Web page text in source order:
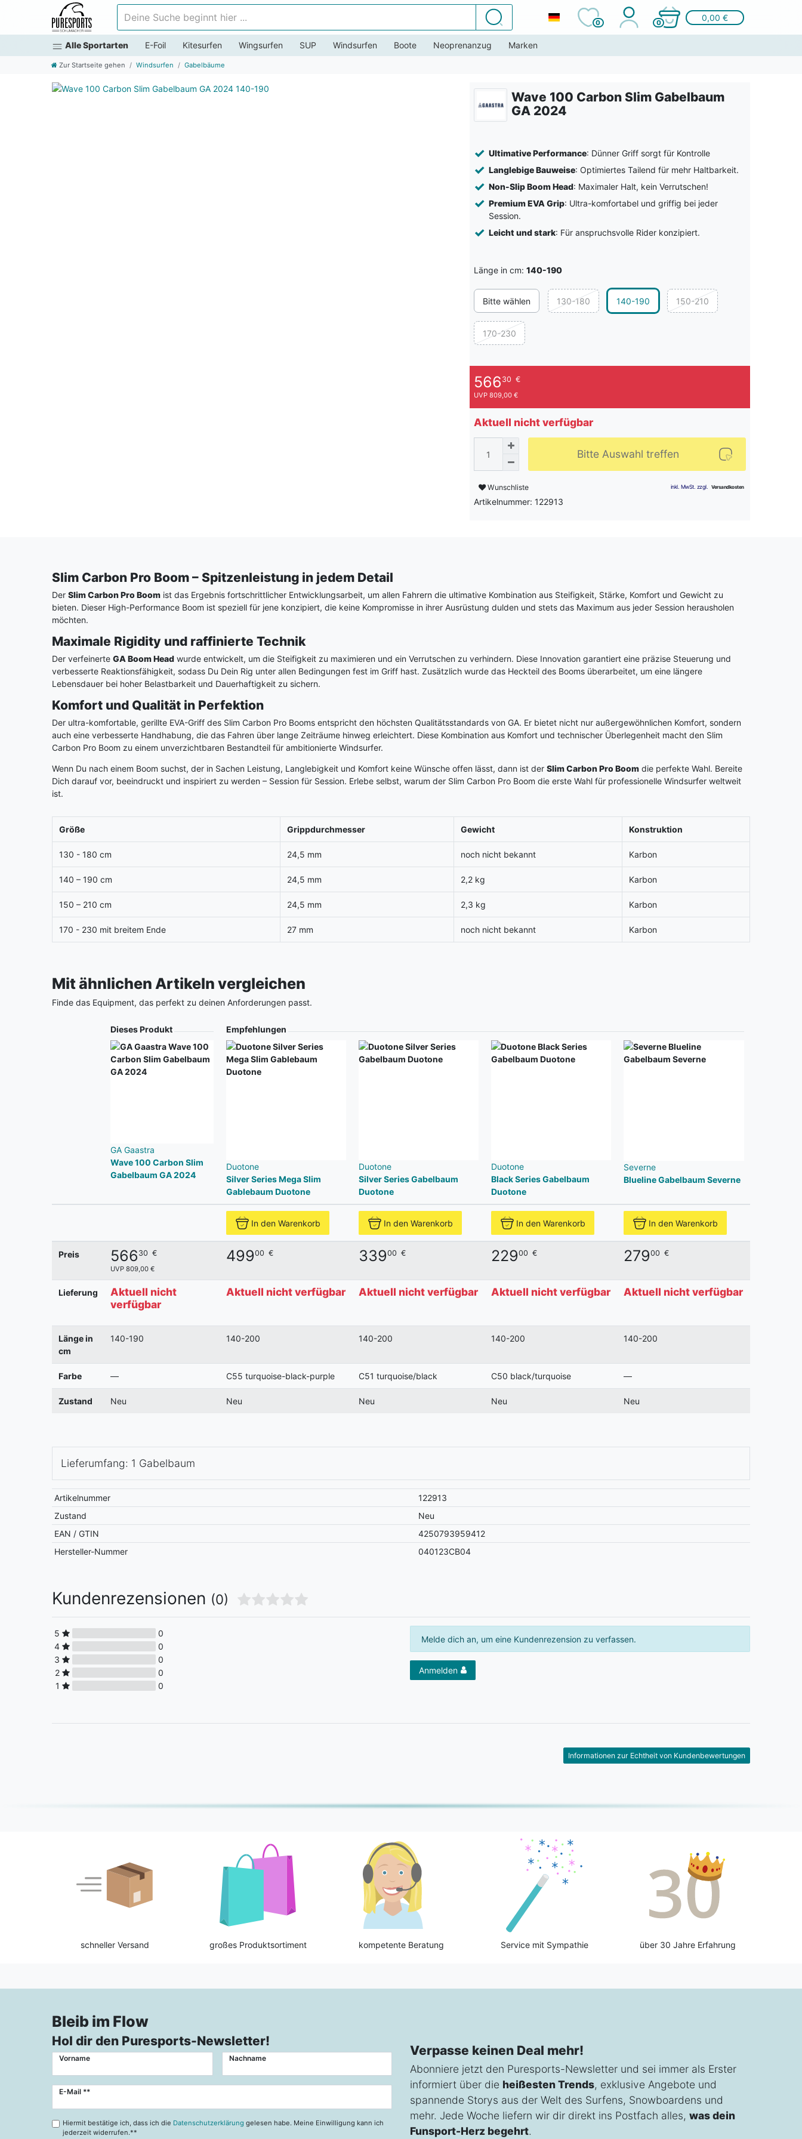
Suchen
0 0
0,00 €
Alle Sportarten E-Foil Kitesurfen Wingsurfen SUP Windsurfen Boote Neoprenanzug Marken
Zur Startseite gehen Windsurfen Gabelbäume
Wave 100 Carbon Slim Gabelbaum
GA 2024
Ultimative Performance: Dünner Griff sorgt für Kontrolle
Langlebige Bauweise: Optimiertes Tailend für mehr Haltbarkeit.
Non-Slip Boom Head: Maximaler Halt, kein Verrutschen!
Premium EVA Grip: Ultra-komfortabel und griffig bei jeder
Session.
Leicht und stark: Für anspruchsvolle Rider konzipiert.
Länge in cm: 140-190
Bitte wählen 130-180 140-190 150-210
170-230
566 30 €
UVP 809,00 €
Aktuell nicht verfügbar
Bitte Auswahl treffen
Wunschliste
Artikelnummer: 122913
Slim Carbon Pro Boom – Spitzenleistung in jedem Detail
Der Slim Carbon Pro Boom ist das Ergebnis fortschrittlicher Entwicklungsarbeit, um allen Fahrern die ultimative Kombination aus Steifigkeit, Stärke, Komfort und Gewicht zu
bieten. Dieser High-Performance Boom ist speziell für jene konzipiert, die keine Kompromisse in ihrer Ausrüstung dulden und stets das Maximum aus jeder Session herausholen
möchten.
Maximale Rigidity und raffinierte Technik
Der verfeinerte GA Boom Head wurde entwickelt, um die Steifigkeit zu maximieren und ein Verrutschen zu verhindern. Diese Innovation garantiert eine präzise Steuerung und
verbesserte Reaktionsfähigkeit, sodass Du Dein Rig unter allen Bedingungen fest im Griff hast. Zusätzlich wurde das Heckteil des Booms überarbeitet, um eine längere
Lebensdauer bei hoher Belastbarkeit und Dauerhaftigkeit zu sichern.
Komfort und Qualität in Perfektion
Der ultra-komfortable, gerillte EVA-Griff des Slim Carbon Pro Booms entspricht den höchsten Qualitätsstandards von GA. Er bietet nicht nur außergewöhnlichen Komfort, sondern
auch eine verbesserte Handhabung, die das Fahren über lange Zeiträume hinweg erleichtert. Diese Kombination aus Komfort und technischer Überlegenheit macht den Slim
Carbon Pro Boom zu einem unverzichtbaren Bestandteil für ambitionierte Windsurfer.
Wenn Du nach einem Boom suchst, der in Sachen Leistung, Langlebigkeit und Komfort keine Wünsche offen lässt, dann ist der Slim Carbon Pro Boom die perfekte Wahl. Bereite
Dich darauf vor, beeindruckt und inspiriert zu werden – Session für Session. Erlebe selbst, warum der Slim Carbon Pro Boom die erste Wahl für professionelle Windsurfer weltweit
ist.
Größe Grippdurchmesser Gewicht Konstruktion
130 - 180 cm 24,5 mm noch nicht bekannt Karbon
140 – 190 cm 24,5 mm 2,2 kg Karbon
150 – 210 cm 24,5 mm 2,3 kg Karbon
170 - 230 mit breitem Ende 27 mm noch nicht bekannt Karbon
Mit ähnlichen Artikeln vergleichen
Finde das Equipment, das perfekt zu deinen Anforderungen passt.
Dieses Produkt
GA Gaastra
Wave 100 Carbon Slim
Gabelbaum GA 2024
Empfehlungen
Duotone
Silver Series Mega Slim
Gablebaum Duotone
Duotone
Silver Series Gabelbaum
Duotone
Duotone
Black Series Gabelbaum
Duotone
Severne
Blueline Gabelbaum Severne
In den Warenkorb In den Warenkorb In den Warenkorb In den Warenkorb
Preis 566 30 €
UVP 809,00 €
49900 € 33900 € 22900 € 27900 €
Lieferung
Aktuell nicht
verfügbar
Aktuell nicht verfügbar Aktuell nicht verfügbar Aktuell nicht verfügbar Aktuell nicht verfügbar
Länge in
cm
140-190 140-200 140-200 140-200 140-200
Farbe — C55 turquoise-black-purple C51 turquoise/black C50 black/turquoise —
Zustand Neu Neu Neu Neu Neu
Lieferumfang: 1 Gabelbaum
Artikelnummer
122913
Zustand
Neu
EAN / GTIN
4250793959412
Hersteller-Nummer
040123CB04
Kundenrezensionen (0)
5
0
4
0
3
0
2
0
1
0
Melde dich an, um eine Kundenrezension zu verfassen.
Anmelden
Informationen zur Echtheit von Kundenbewertungen
schneller Versand großes Produktsortiment kompetente Beratung Service mit Sympathie über 30 Jahre Erfahrung
Bleib im Flow
Hol dir den Puresports-Newsletter!
Vorname Nachname
E-Mail **
Newsletter
Hiermit bestätige ich, dass ich die Datenschutzerklärung gelesen habe. Meine Einwilligung kann ich
jederzeit widerrufen.**
Verpasse keinen Deal mehr!
Abonniere jetzt den Puresports-Newsletter und sei immer als Erster
informiert über die heißesten Trends, exklusive Angebote und
spannende Storys aus der Welt des Surfens, Snowboardens und
mehr. Jede Woche liefern wir dir direkt ins Postfach alles, was dein
Funsport-Herz begehrt.